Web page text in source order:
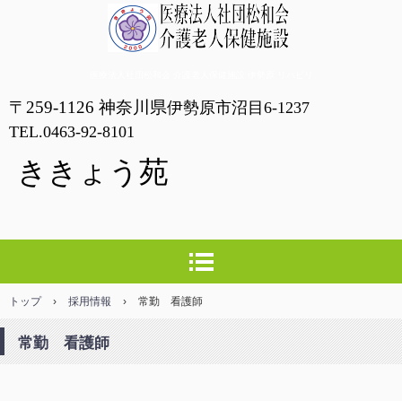
〒259-1126 神奈川県伊勢原市沼目6-1237
TEL.0463-92-8101
ききょう苑
トップ › 採用情報 › 常勤 看護師
常勤 看護師